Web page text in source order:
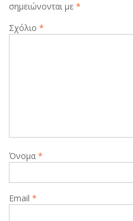
σημειώνονται με *
Σχόλιο *
Όνομα *
Email *